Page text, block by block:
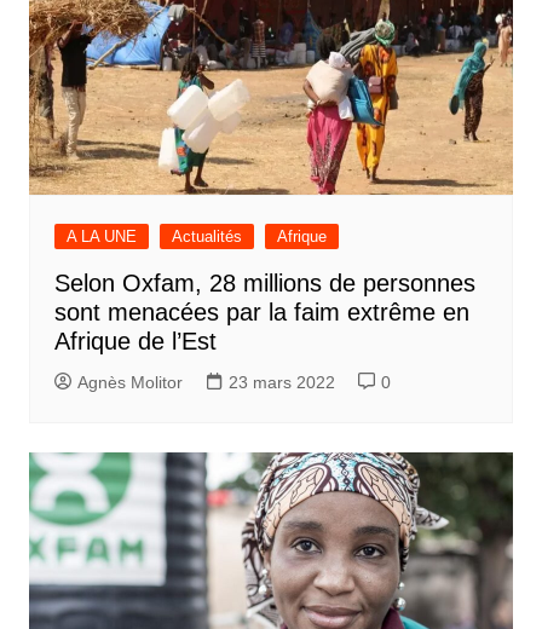
A LA UNE Actualités Afrique
Selon Oxfam, 28 millions de personnes
sont menacées par la faim extrême en
Afrique de l’Est
Agnès Molitor 23 mars 2022 0